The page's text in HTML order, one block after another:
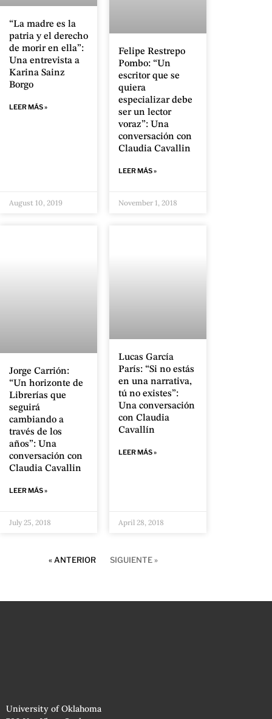
“La madre es la
patria y el derecho
de morir en ella”:
Una entrevista a
Karina Sainz
Borgo
LEER MÁS »
August 10, 2019
Felipe Restrepo
Pombo: “Un
escritor que se
quiera
especializar debe
ser un lector
voraz”: Una
conversación con
Claudia Cavallin
LEER MÁS »
November 1, 2018
Jorge Carrión:
“Un horizonte de
Librerías que
seguirá
cambiando a
través de los
años”: Una
conversación con
Claudia Cavallin
LEER MÁS »
July 25, 2018
Lucas García
París: “Si no estás
en una narrativa,
tú no existes”:
Una conversación
con Claudia
Cavallín
LEER MÁS »
April 28, 2018
« ANTERIOR SIGUIENTE »
University of Oklahoma